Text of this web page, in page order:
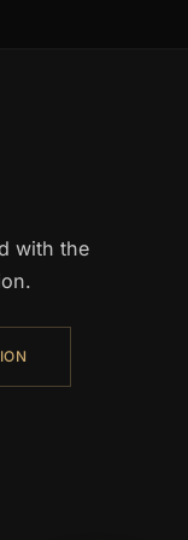
with the